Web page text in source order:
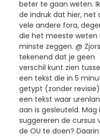
beter te gaan weten.
de indruk dat hier, net
vele andere fora,
die het meeste weten
minste zeggen. @
tekenend dat je geen
verschil kunt zien
een tekst die in 5
getypt (zonder
een tekst waar
aan is gesleuteld. Mag
suggereren de cursus
de OU te doen?